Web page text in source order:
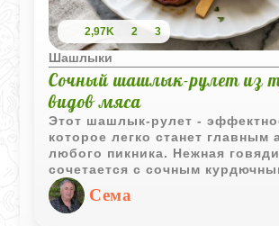
2,97K 2 3
Шашлыки
Сочный шашлык-рулет из
видов мяса
Этот шашлык-рулет -
которое легко станет главным
любого пикника. Нежная
сочетается с сочным
ароматным фаршем из трёх
создавая насыщенный и
сбалансированный вкус. Это
Сема